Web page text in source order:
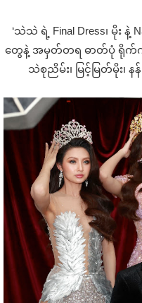
‘သဲသဲ ရဲ့ Final Dress၊ မိုး
တွေနဲ့ အမှတ်တရ ဓာတ်ပုံ ရိုက်
သဲစုညိမ်း၊ မြင့်မြတ်မိုး၊ န